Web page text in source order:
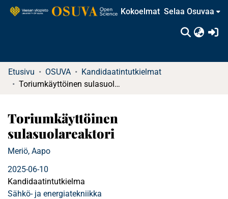
Kokoelmat Selaa Osuvaa
Etusivu OSUVA
Kandidaatintutkielmat
Toriumkäyttöinen sulasuolareaktori
Toriumkäyttöinen
sulasuolareaktori
Meriö, Aapo
2025-06-10
Kandidaatintutkielma
Sähkö- ja energiatekniikka